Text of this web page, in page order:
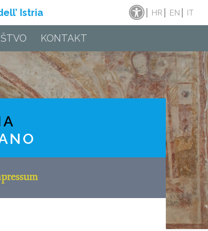
Istria HR EN IT
KONTAKT